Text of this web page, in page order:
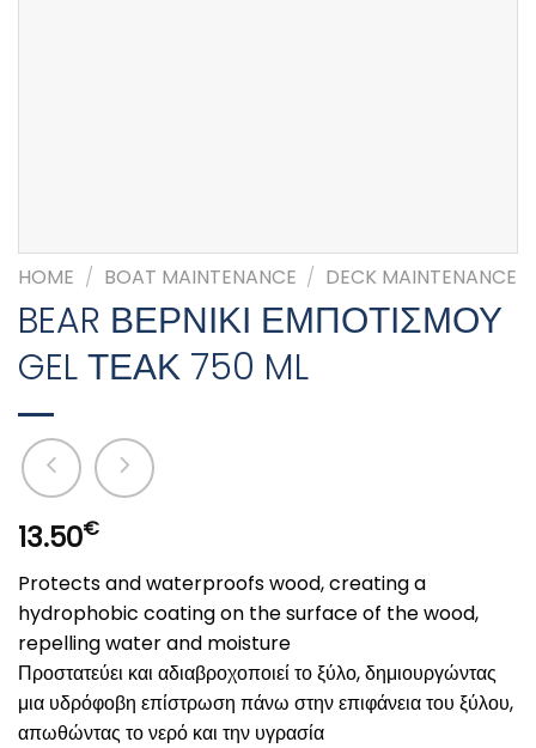
HOME / BOAT MAINTENANCE / DECK MAINTENANCE
BEAR ΒΕΡΝΙΚΙ ΕΜΠΟΤΙΣΜΟΥ
GEL ΤΕΑΚ 750 ML
13.50€
Protects and waterproofs wood, creating a
hydrophobic coating on the surface of the wood,
repelling water and moisture
Προστατεύει και αδιαβροχοποιεί το ξύλο, δημιουργώντας
μια υδρόφοβη επίστρωση πάνω στην επιφάνεια του ξύλου,
απωθώντας το νερό και την υγρασία